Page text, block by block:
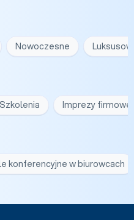
Nowoczesne
Szkolenia Imprezy firmowe
konferencyjne w biurowcach